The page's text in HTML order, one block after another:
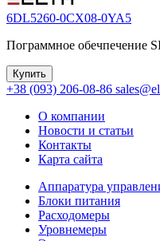
6DL5260-0CX08-0YA5
Пограммное обечпечение
Купить
+38 (093) 206-08-86
О компании
Новости и статьи
Контакты
Карта сайта
Аппаратура
Блоки питания
Расходомеры
Уровнемеры